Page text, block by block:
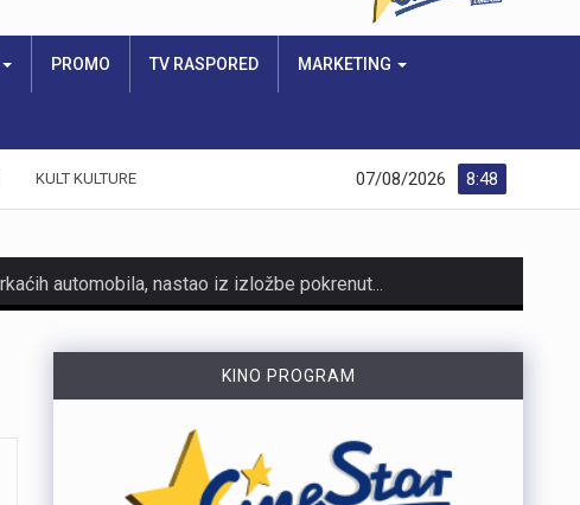
PROMO TV RASPORED MARKETING
KULT KULTURE 8:48
07/08/2026
https://youtu.be/bbJS07ZGQeU Tridesetosmogodišnji Denis Vejzović iz Hrvatske doživio je puknuće aneurizme u Irskoj, a obitelj ima manje od dana prije nego što liječnici u Corku isključe aparate za održavanje života. Liječnički tim donosi odluku o isključivanju, a obitelj hitno traži medicinski prijevoz i bolnicu u Hrvatskoj te prikuplja pomoć preko GoFundMe aplikacije.Donacije za pomoć obitelji i organizaciju liječničkog prijevoza mogu se uplatiti putem GoFundMe platforme. https://www.gofundme.com/f/help-denis-fight-for-his-life?lang=en_US&ts=1785938768 Više u videoprilogu:
KINO PROGRAM